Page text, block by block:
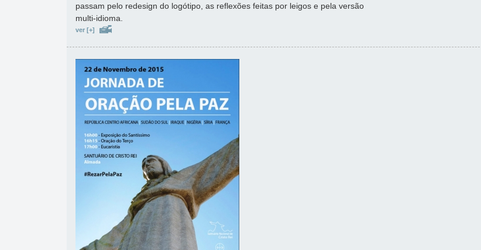
passam pelo redesign do logótipo, as reflexões feitas por leigos e pela versão
multi-idioma.
ver [+]